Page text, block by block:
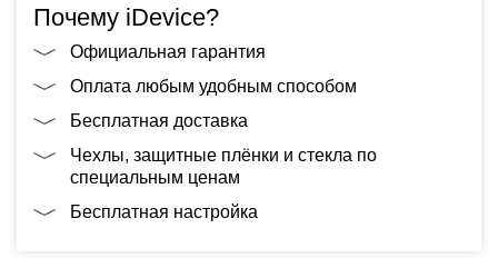
Почему iDevice?
Официальная гарантия
Оплата любым удобным способом
Бесплатная доставка
Чехлы, защитные плёнки и стекла по
специальным ценам
Бесплатная настройка